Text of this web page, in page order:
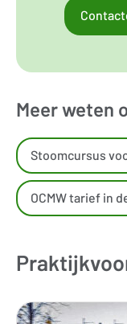
Meer weten
Stoomcursus
OCMW tarief in